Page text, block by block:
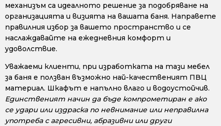
механизъм са идеалното решение за подобряване на
организацията и визията на вашата баня. Направете
правилния избор за вашето пространство и се
наслаждавайте на ежедневния комфорт и
удоволствие.
Уважаеми клиенти, при изработката на тази мебел
за баня е ползван възможно най-качественият ПВЦ
материал. Шкафът е напълно влаго и водоустойчив.
Единственият начин да бъде компрометиран е ако
се удари или издраска по невнимание или неправилна
употреба с агресивни, абразивни или други